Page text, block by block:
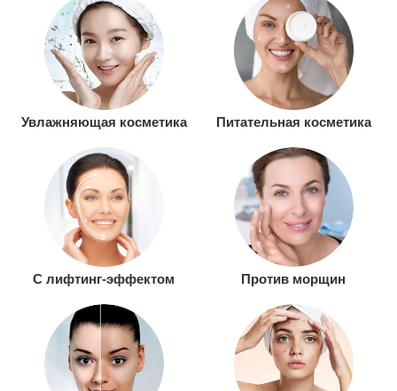
Увлажняющая косметика Питательная косметика
С лифтинг-эффектом Против морщин